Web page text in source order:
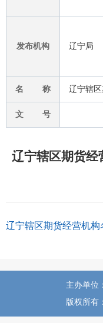
发布机构 辽宁局
名 称 辽宁辖
文 号
辽宁辖区期货经
辽宁辖区期货经营机构
主办单位
版权所有